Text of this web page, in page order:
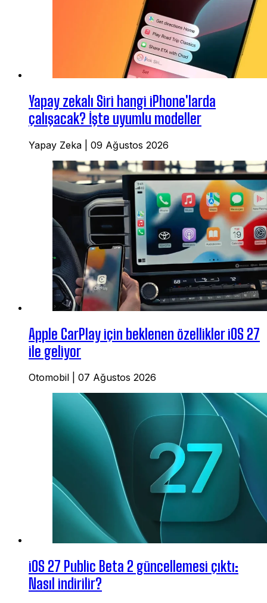
Yapay zekalı Siri hangi iPhone'larda
çalışacak? İşte uyumlu modeller
Yapay Zeka 09 Ağustos 2026
Apple CarPlay için beklenen özellikler iOS 27
ile geliyor
Otomobil 07 Ağustos 2026
iOS 27 Public Beta 2 güncellemesi çıktı:
Nasıl indirilir?